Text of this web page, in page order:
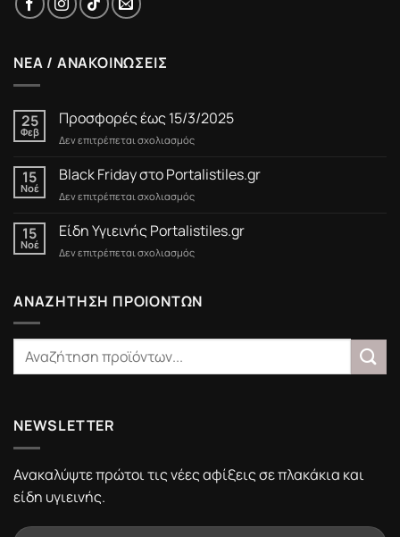
ΝΕΑ / ΑΝΑΚΟΙΝΩΣΕΙΣ
25
Φεβ
Προσφορές έως 15/3/2025
Δεν επιτρέπεται σχολιασμόςστο
έως
15/3/2025
15
Νοέ
Black Friday στο Portalistiles.gr
Δεν επιτρέπεται σχολιασμόςστο
Friday
στο
Portalistiles.gr
15
Νοέ
Είδη Υγιεινής Portalistiles.gr
Δεν επιτρέπεται σχολιασμόςστο
Portalistiles.gr
ΑΝΑΖΗΤΗΣΗ ΠΡΟΙΟΝΤΩΝ
NEWSLETTER
Ανακαλύψτε πρώτοι τις νέες αφίξεις σε πλακάκια και
είδη υγιεινής.